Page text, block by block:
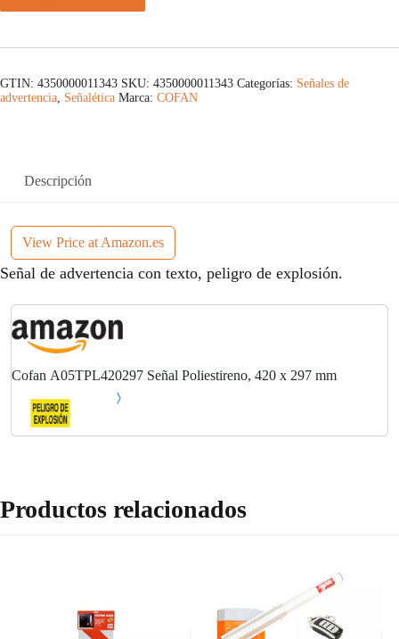
GTIN: 4350000011343 SKU: 4350000011343 Categorías: Señales de
advertencia, Señalética Marca: COFAN
Descripción
View Price at Amazon.es
Señal de advertencia con texto, peligro de explosión.
Cofan A05TPL420297 Señal Poliestireno, 420 x 297 mm
Productos relacionados